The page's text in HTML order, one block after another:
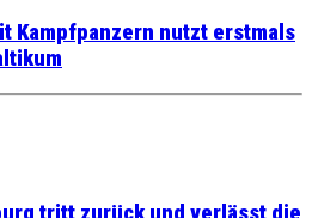
Kampfpanzern nutzt erstmals